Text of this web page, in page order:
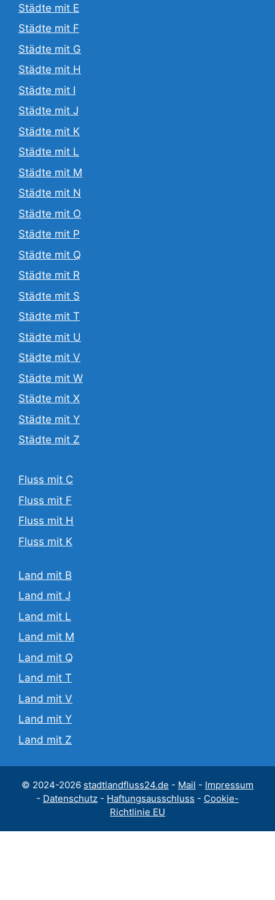
Städte mit E
Städte mit F
Städte mit G
Städte mit H
Städte mit I
Städte mit J
Städte mit K
Städte mit L
Städte mit M
Städte mit N
Städte mit O
Städte mit P
Städte mit Q
Städte mit R
Städte mit S
Städte mit T
Städte mit U
Städte mit V
Städte mit W
Städte mit X
Städte mit Y
Städte mit Z
Fluss mit C
Fluss mit F
Fluss mit H
Fluss mit K
Land mit B
Land mit J
Land mit L
Land mit M
Land mit Q
Land mit T
Land mit V
Land mit Y
Land mit Z
© 2024-2026 stadtlandfluss24.de - Mail - Impressum
- Datenschutz - Haftungsausschluss - Cookie-
Richtlinie EU